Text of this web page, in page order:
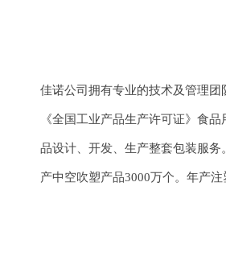
佳诺公司拥有专业的技术及管理
《全国工业产品生产许可证》食
品设计、开发、生产整套包装服
产中空吹塑产品3000万个。年产注